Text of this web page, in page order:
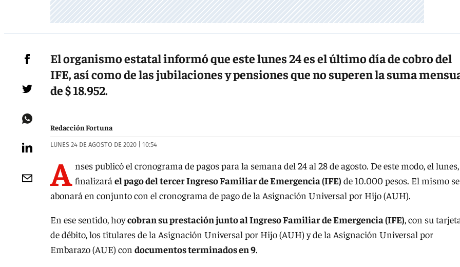
El organismo estatal informó que este lunes 24 es el último día de cobro del
IFE, así como de las jubilaciones y pensiones que no superen la suma
de $ 18.952.
Redacción Fortuna
LUNES 24 DE AGOSTO DE 2020 | 10:54
A nses publicó el cronograma de pagos para la semana del 24 al 28 de agosto. De este modo, el lunes,
finalizará el pago del tercer Ingreso Familiar de Emergencia (IFE) de 10.000 pesos. El mismo se
abonará en conjunto con el cronograma de pago de la Asignación Universal por Hijo (AUH).
En ese sentido, hoycobran su prestación junto al Ingreso Familiar de Emergencia (IFE), con su
de débito, los titulares de la Asignación Universal por Hijo (AUH) y de la Asignación Universal por
Embarazo (AUE) con documentos terminados en 9.